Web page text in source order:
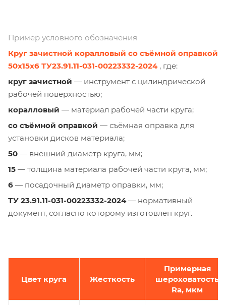
Пример условного обозначения
Круг зачистной коралловый со съёмной оправкой
50х15х6 ТУ23.91.11-031-00223332-2024, где:
круг зачистной — инструмент с цилиндрической
рабочей поверхностью;
коралловый — материал рабочей части круга;
со съёмной оправкой — съёмная оправка для
установки дисков материала;
50 — внешний диаметр круга, мм;
15 — толщина материала рабочей части круга, мм;
6 — посадочный диаметр оправки, мм;
ТУ 23.91.11-031-00223332-2024— нормативный
документ, согласно которому изготовлен круг.
Цвет круга Жесткость
Примерная
шероховатость
Ra, мкм